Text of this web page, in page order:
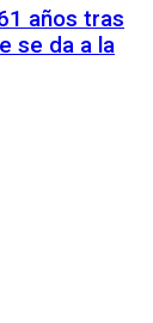
años tras
se da a la